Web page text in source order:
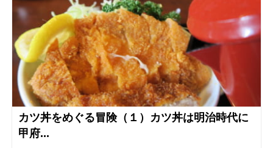
カツ丼をめぐる冒険（１）カツ丼は明治時代に
甲府...